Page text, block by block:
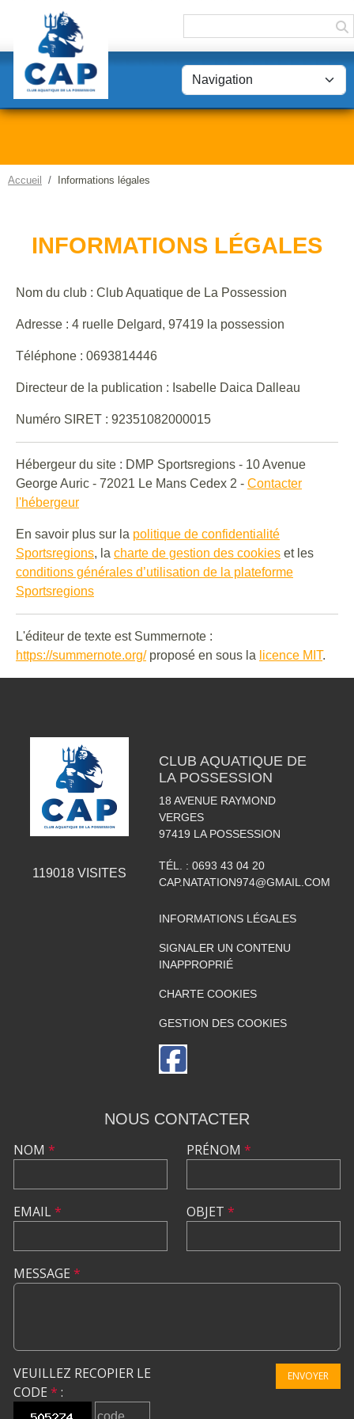
Accueil Informations légales
INFORMATIONS LÉGALES
Nom du club : Club Aquatique de La Possession
Adresse : 4 ruelle Delgard, 97419 la possession
Téléphone : 0693814446
Directeur de la publication : Isabelle Daica Dalleau
Numéro SIRET : 92351082000015
Hébergeur du site : DMP Sportsregions - 10 Avenue
George Auric - 72021 Le Mans Cedex 2 - Contacter
l'hébergeur
En savoir plus sur la politique de confidentialité
Sportsregions, la charte de gestion des cookies et les
conditions générales d’utilisation de la plateforme
Sportsregions
L'éditeur de texte est Summernote :
https://summernote.org/proposé en sous la licence MIT.
119018VISITES
CLUB AQUATIQUE DE
LA POSSESSION
18 AVENUE RAYMOND
VERGES
97419 LA POSSESSION
TÉL. : 0693 43 04 20
CAP.NATATION974@GMAIL.COM
INFORMATIONS LÉGALES
SIGNALER UN CONTENU
INAPPROPRIÉ
CHARTE COOKIES
GESTION DES COOKIES
NOUS CONTACTER
NOM *
EMAIL*
PRÉNOM *
OBJET *
MESSAGE *
VEUILLEZ RECOPIER LE
CODE * :
ENVOYER
Panneau de gestion des cookies